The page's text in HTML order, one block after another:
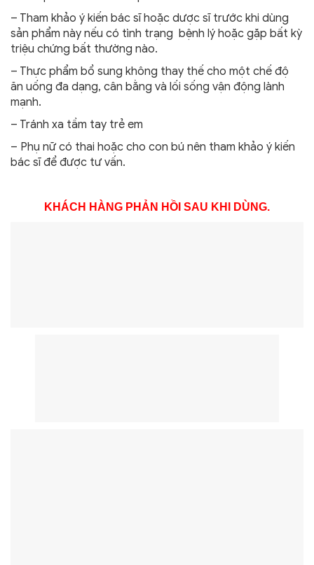
– Tham khảo ý kiến bác sĩ hoặc dược sĩ trước khi dùng
sản phẩm này nếu có tình trạng bệnh lý hoặc gặp bất kỳ
triệu chứng bất thường nào.
– Thực phẩm bổ sung không thay thế cho một chế độ
ăn uống đa dạng, cân bằng và lối sống vận động lành
mạnh.
– Tránh xa tầm tay trẻ em
– Phụ nữ có thai hoặc cho con bú nên tham khảo ý kiến
bác sĩ để được tư vấn.
KHÁCH HÀNG PHẢN HỒI SAU KHI DÙNG.